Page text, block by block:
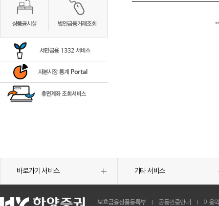
바로가기 서비스 기타 서비스
보호금융상품등록부 공동인증안내 이용